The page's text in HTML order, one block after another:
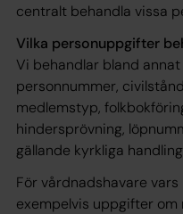
centralt behandla vissa
Vilka personuppgifter
Vi behandlar bland
personnummer,
medlemstyp,
hindersprövning,
gällande kyrkliga
För vårdnadshavare
exempelvis uppgifter om